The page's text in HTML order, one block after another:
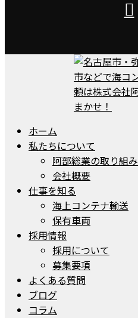
ホーム
私たちについて
阿部総業の取り組み
会社概要
仕事を知る
海上コンテナ輸送
保有車両
採用情報
採用について
募集要項
よくある質問
ブログ
コラム